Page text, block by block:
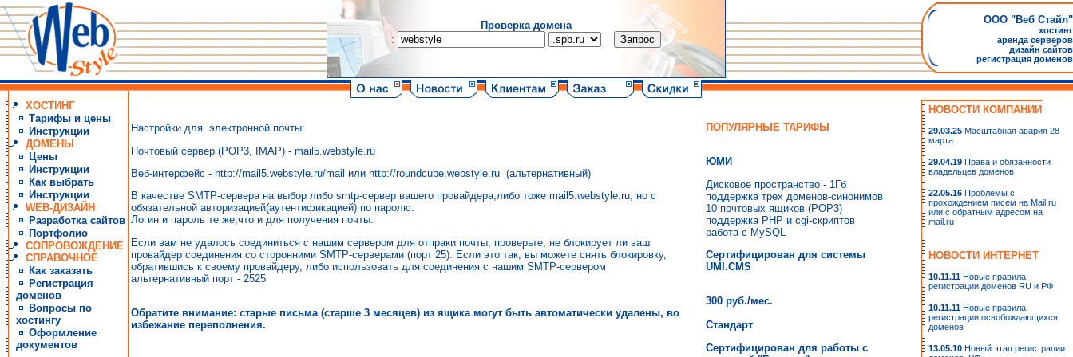
Проверка домена
:
ООО "Веб Стайл"
хостинг
аренда серверов
дизайн сайтов
регистрация доменов
ХОСТИНГ
Тарифы и цены
Инструкции
ДОМЕНЫ
Цены
Инструкции
Как выбрать
Инструкции
WEB-ДИЗАЙН
Разработка сайтов
Портфолио
СОПРОВОЖДЕНИЕ
СПРАВОЧНОЕ
Как заказать
Регистрация
доменов
Вопросы по
хостингу
Оформление
документов
ПОПУЛЯРНЫЕ ТАРИФЫ
ЮМИ
Дисковое пространство - 1Гб
поддержка трех доменов-синонимов
10 почтовых ящиков (POP3)
поддержка PHP и cgi-скриптов
работа с MySQL
Сертифицирован для системы
UMI.CMS
300 руб./мес.
Стандарт
Сертифицирован для работы с
Настройки для электронной почты:
Почтовый сервер (POP3, IMAP) - mail5.webstyle.ru
Веб-интерфейс - http://mail5.webstyle.ru/mail или http://roundcube.webstyle.ru (альтернативный)
В качестве SMTP-сервера на выбор либо smtp-сервер вашего провайдера,либо тоже mail5.webstyle.ru, но с
обязательной авторизацией(аутентификацией) по паролю.
Логин и пароль те же,что и для получения почты.
Если вам не удалось соединиться с нашим сервером для отпраки почты, проверьте, не блокирует ли ваш
провайдер соединения со сторонними SMTP-серверами (порт 25). Если это так, вы можете снять блокировку,
обратившись к своему провайдеру, либо использовать для соединения с нашим SMTP-сервером
альтернативный порт - 2525
Обратите внимание: старые письма (старше 3 месяцев) из ящика могут быть автоматически удалены, во
избежание переполнения.
НОВОСТИ КОМПАНИИ
29.03.25 Масштабная авария 28
марта
29.04.19 Права и обязанности
владельцев доменов
22.05.16 Проблемы с
прохождением писем на Mail.ru
или с обратным адресом на
mail.ru
НОВОСТИ ИНТЕРНЕТ
10.11.11 Новые правила
регистрации доменов RU и РФ
10.11.11 Новые правила
регистрации освобождающихся
доменов
13.05.10 Новый этап регистрации